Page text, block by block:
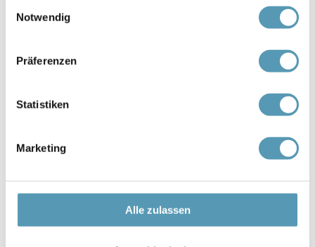
Notwendig
Präferenzen
Statistiken
Marketing
Alle zulassen
Küche
Toaster
1 Badezimmer